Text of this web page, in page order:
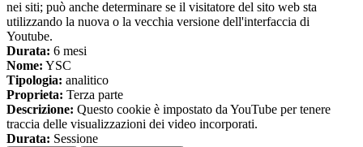
nei siti; può anche determinare se il visitatore del sito web sta
utilizzando la nuova o la vecchia versione dell'interfaccia di
Youtube.
Durata: 6 mesi
Nome: YSC
Tipologia: analitico
Proprieta: Terza parte
Descrizione: Questo cookie è impostato da YouTube per tenere
traccia delle visualizzazioni dei video incorporati.
Durata: Sessione